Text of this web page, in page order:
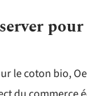
le coton bio,